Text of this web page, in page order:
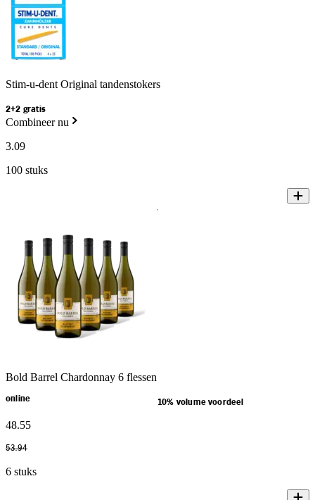
Stim-u-dent Original tandenstokers
2+2 gratis
Combineer nu
3.09
100 stuks
Bold Barrel Chardonnay 6 flessen
online 10% volume voordeel
48.55
53.94
6 stuks